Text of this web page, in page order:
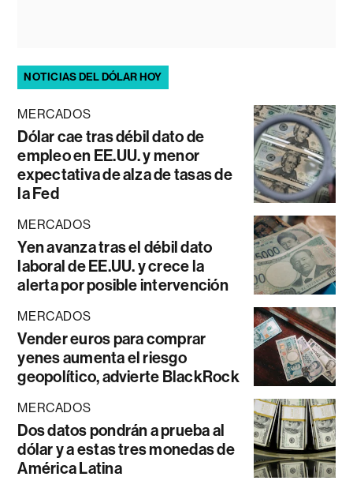
NOTICIAS DEL DÓLAR HOY
MERCADOS
Dólar cae tras débil dato de
empleo en EE.UU. y menor
expectativa de alza de tasas de
la Fed
MERCADOS
Yen avanza tras el débil dato
laboral de EE.UU. y crece la
alerta por posible intervención
MERCADOS
Vender euros para comprar
yenes aumenta el riesgo
geopolítico, advierte BlackRock
MERCADOS
Dos datos pondrán a prueba al
dólar y a estas tres monedas de
América Latina